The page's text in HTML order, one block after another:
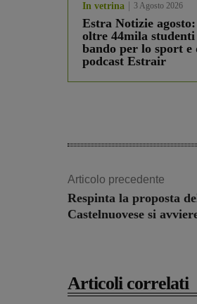
In vetrina 3 Agosto 2026
Estra Notizie
oltre 44mila
bando per lo sport e
podcast Estrair
Articolo precedente
Respinta la proposta
Castelnuovese si
Articoli correlati